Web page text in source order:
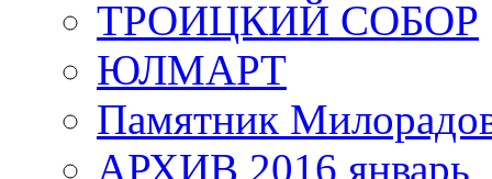
ТРОИЦКИЙ СОБОР
ЮЛМАРТ
Памятник
АРХИВ 2016 январь